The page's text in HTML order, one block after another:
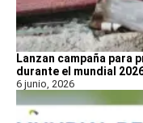
Lanzan campaña para
durante el mundial
6 junio, 2026